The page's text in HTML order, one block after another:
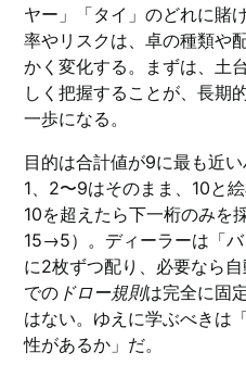
ヤー」「タイ」のどれに賭
率やリスクは、卓の種類や
かく変化する。まずは、土
しく把握することが、長期
一歩になる。
目的は合計値が9に最も近
1、2〜9はそのまま、10と
10を超えたら下一桁のみを
15→5）。ディーラーは「バ
に2枚ずつ配り、必要なら
での ドロー規則は完全に固
はない。ゆえに学ぶべきは
性があるか」だ。